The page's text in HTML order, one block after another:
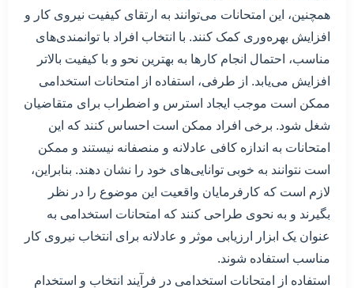
همچنین، این امتحانات می‌توانند به ارتقای کیفیت نیروی کار و
افزایش بهره‌وری کمک کنند. با انتخاب افراد با توانمندی‌های
مناسب، احتمال انجام کارها به بهترین نحو و با کیفیت بالاتر
افزایش می‌یابد. از طرفی، استفاده از امتحانات استخدامی
ممکن است موجب ایجاد استرس و اضطراب برای متقاضیان
شغل شود. برخی افراد ممکن است احساس کنند که این
امتحانات به اندازه کافی عادلانه و منصفانه نیستند و ممکن
است نتوانند به خوبی توانایی‌های خود را نشان دهند. بنابراین،
لازم است که کارفرمایان واقعیت این موضوع را در نظر
بگیرند و به نحوی طراحی کنند که امتحانات استخدامی به
عنوان یک ابزار ارزیابی موثر و عادلانه برای انتخاب نیروی کار
مناسب استفاده شوند.
استفاده از امتحانات استخدامی در فرآیند انتخاب و استخدام